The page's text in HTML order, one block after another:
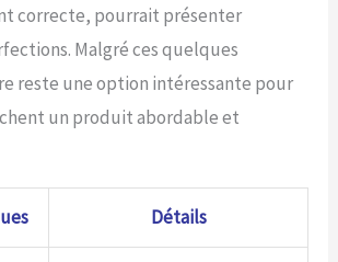
correcte, pourrait présenter
Malgré ces quelques
reste une option intéressante pour
un produit abordable et
Détails